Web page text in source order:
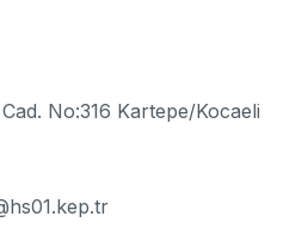
No:316 Kartepe/Kocaeli